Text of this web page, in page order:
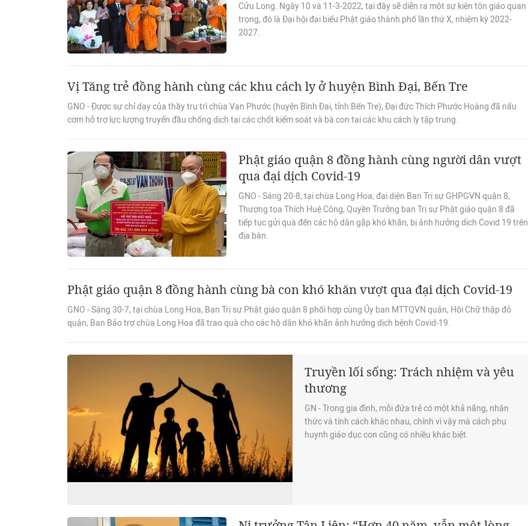
Cửu Long. Ngày 10 và 11-3-2022, tại đây sẽ diễn ra một sự kiện tôn giáo quan
trọng, đó là Đại hội đại biểu Phật giáo thành phố lần thứ X, nhiệm kỳ 2022-
2027.
Vị Tăng trẻ đồng hành cùng các khu cách ly ở huyện Bình Đại, Bến Tre
GNO - Được sự chỉ dạy của thầy trụ trì chùa Vạn Phước (huyện Bình Đại, tỉnh Bến Tre), Đại đức Thích Phước Hoàng đã nấu
cơm hỗ trợ lực lượng truyến đầu chống dịch tại các chốt kiểm soát và bà con tại các khu cách ly tập trung.
Phật giáo quận 8 đồng hành cùng người dân vượt
qua đại dịch Covid-19
GNO - Sáng 20-8, tại chùa Long Hoa, đại diện Ban Trị sự GHPGVN quận 8,
Thượng tọa Thích Huệ Công, Quyền Trưởng ban Trị sự Phật giáo quận 8 đã
tiếp tục gửi quà đến các hộ dân gặp khó khăn, bị ảnh hưởng dịch Covid 19 trên
địa bàn.
Phật giáo quận 8 đồng hành cùng bà con khó khăn vượt qua đại dịch Covid-19
GNO - Sáng 30-7, tại chùa Long Hoa, Ban Trị sự Phật giáo quận 8 phối hợp cùng Ủy ban MTTQVN quận, Hội Chữ thập đỏ
quận, Ban Bảo trợ chùa Long Hoa đã trao quà cho các hộ dân khó khăn ảnh hưởng dịch bệnh Covid-19.
Truyền lối sống: Trách nhiệm và yêu
thương
GN - Trong gia đình, mỗi đứa trẻ có một khả năng, nhận
thức và tính cách khác nhau, chính vì vậy mà cách phụ
huynh giáo dục con cũng có nhiều khác biệt.